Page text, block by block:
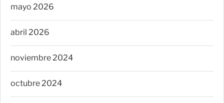
mayo 2026
abril 2026
noviembre 2024
octubre 2024